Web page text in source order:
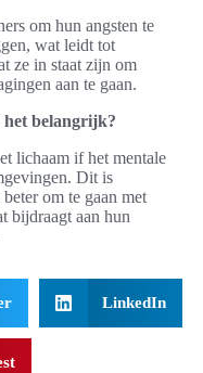
om hun angsten te
wat leidt tot
ze in staat zijn om
aan te gaan.
het belangrijk?
lichaam if het mentale
Dit is
om te gaan met
bijdraagt aan hun
LinkedIn